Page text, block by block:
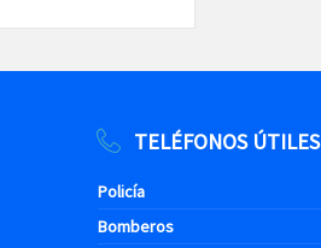
TELÉFONOS ÚTILES
Policía
Bomberos